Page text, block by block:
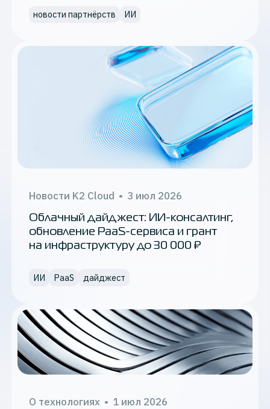
новости партнёрств ИИ
Новости K2 Cloud • 3 июл 2026
Облачный дайджест: ИИ-консалтинг,
обновление PaaS-сервиса и грант
на инфраструктуру до 30 000 ₽
ИИ PaaS дайджест
О технологиях • 1 июл 2026